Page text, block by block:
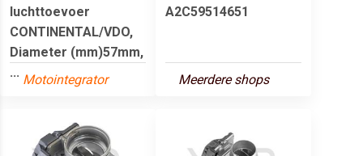
luchttoevoer
CONTINENTAL/VDO,
Diameter (mm)57mm,
... Motointegrator
A2C59514651
Meerdere shops